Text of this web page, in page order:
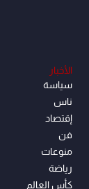
الأخبار
سياسة
ناس
إقتصاد
فن
منوعات
رياضة
كأس العالم